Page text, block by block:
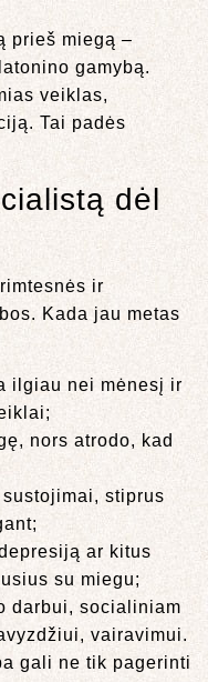
prieš miegą –
gamybą.
veiklas,
Tai padės
dėl
ir
Kada jau metas
ilgiau nei mėnesį ir
nors atrodo, kad
stiprus
ar kitus
su miegu;
darbui, socialiniam
vairavimui.
gali ne tik pagerinti